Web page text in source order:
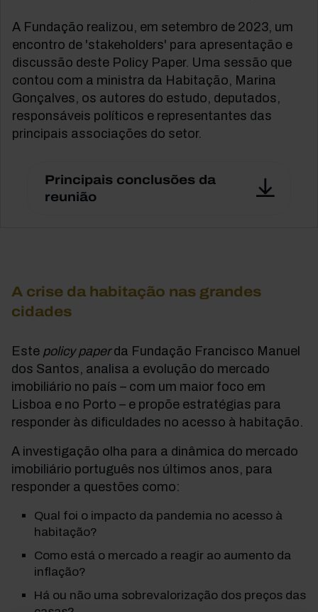
A Fundação realizou, em setembro de 2023, um
encontro de 'stakeholders' para apresentação e
discussão deste Policy Paper. Uma sessão que
contou com a ministra da Habitação, Marina
Gonçalves, os autores do estudo, deputados,
responsáveis políticos e representantes das
principais associações do setor.
Principais conclusões da
reunião
A crise da habitação nas grandes
cidades
Este policy paperda Fundação Francisco Manuel
dos Santos, analisa a evolução do mercado
imobiliário no país – com um maior foco em
Lisboa e no Porto – e propõe estratégias para
responder às dificuldades no acesso à habitação.
A investigação olha para a dinâmica do mercado
imobiliário português nos últimos anos, para
responder a questões como:
Qual foi o impacto da pandemia no acesso à
habitação?
Como está o mercado a reagir ao aumento da
inflação?
Há ou não uma sobrevalorização dos preços das